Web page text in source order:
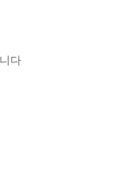
다